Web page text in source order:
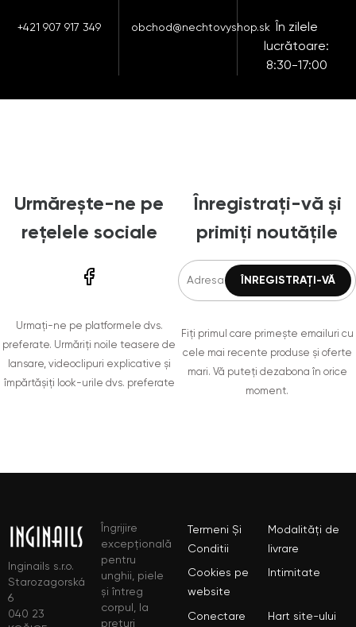
+421 907 917 349 obchod@nechtovyshop.sk
În zilele
lucrătoare:
8:30-17:00
Urmărește-ne pe
rețelele sociale
Urmați-ne pe platformele dvs.
preferate. Urmăriți noile teasere de
lansare, videoclipuri explicative și
împărtășiți look-urile dvs. preferate
Înregistrați-vă și
primiți noutățile
Fiți primul care primește emailuri cu
cele mai recente produse și oferte
mari. Vă puteți dezabona în orice
moment.
Inginails s.r.o.
Starozagorská
6
040 23
Îngrijire
excepțională
pentru
unghii, piele
și întreg
corpul, la
prețuri
Termeni Și
Conditii
Modalități de
livrare
Cookies pe
website
Intimitate
Conectare Hart site-ului